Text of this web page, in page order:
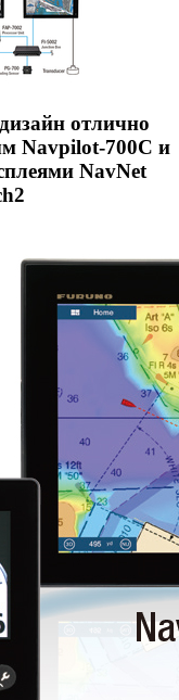
отлично
Navpilot-700C и
NavNet